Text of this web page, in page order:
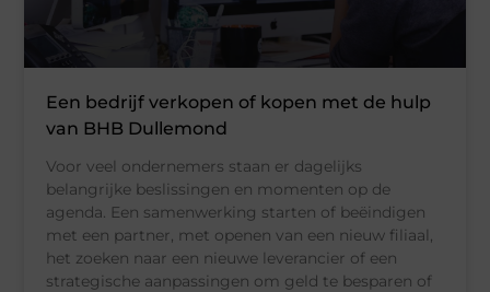
Een bedrijf verkopen of kopen met de hulp
van BHB Dullemond
Voor veel ondernemers staan er dagelijks
belangrijke beslissingen en momenten op de
agenda. Een samenwerking starten of beëindigen
met een partner, met openen van een nieuw filiaal,
het zoeken naar een nieuwe leverancier of een
strategische aanpassingen om geld te besparen of